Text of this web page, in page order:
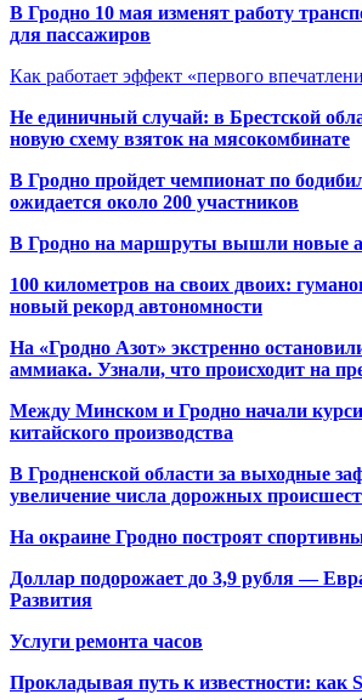
В Гродно 10 мая изменят работу
для пассажиров
Как работает эффект «первого
Не единичный случай: в Брестской
новую схему взяток на мясокомбинате
В Гродно пройдет чемпионат по
ожидается около 200 участников
В Гродно на маршруты вышли новые
100 километров на своих двоих:
новый рекорд автономности
На «Гродно Азот» экстренно
аммиака. Узнали, что происходит на
Между Минском и Гродно начали
китайского производства
В Гродненской области за выходные
увеличение числа дорожных
На окраине Гродно построят
Доллар подорожает до 3,9 рубля —
Развития
Услуги ремонта часов
Прокладывая путь к известности: как